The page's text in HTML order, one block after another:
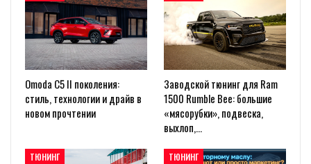
Omoda C5 II поколения:
стиль, технологии и драйв в
новом прочтении
Заводской тюнинг для Ram
1500 Rumble Bee: большие
«мясорубки», подвеска,
выхлоп,…
ТЮНИНГ ТЮНИНГ